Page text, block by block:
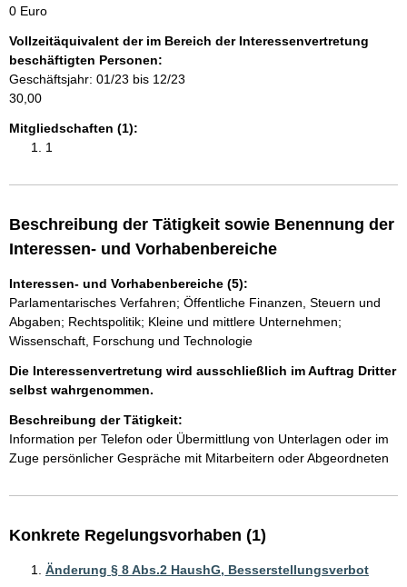
0 Euro
Vollzeitäquivalent der im Bereich der Interessenvertretung
beschäftigten Personen:
Geschäftsjahr: 01/23 bis 12/23
30,00
Mitgliedschaften (1):
1
Beschreibung der Tätigkeit sowie Benennung der
Interessen- und Vorhabenbereiche
Interessen- und Vorhabenbereiche (5):
Parlamentarisches Verfahren; Öffentliche Finanzen, Steuern und
Abgaben; Rechtspolitik; Kleine und mittlere Unternehmen;
Wissenschaft, Forschung und Technologie
Die Interessenvertretung wird ausschließlich im Auftrag Dritter
selbst wahrgenommen.
Beschreibung der Tätigkeit:
Information per Telefon oder Übermittlung von Unterlagen oder im
Zuge persönlicher Gespräche mit Mitarbeitern oder Abgeordneten
Konkrete Regelungsvorhaben (1)
Änderung § 8 Abs.2 HaushG, Besserstellungsverbot